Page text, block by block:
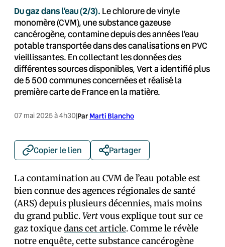
Du gaz dans l’eau (2/3). Le chlorure de vinyle
monomère (CVM), une substance gazeuse
cancérogène, contamine depuis des années l’eau
potable transportée dans des canalisations en PVC
vieillissantes. En collectant les données des
différentes sources disponibles, Vert a identifié plus
de 5 500 communes concernées et réalisé la
première carte de France en la matière.
07 mai 2025 à 4h30|Par Marti Blancho
Copier le lien Partager
La contamination au CVM de l’eau potable est
bien connue des agences régionales de santé
(ARS) depuis plusieurs décennies, mais moins
du grand public.Vertvous explique tout sur ce
gaz toxiquedans cet article. Comme le révèle
notre enquête, cette substance cancérogène